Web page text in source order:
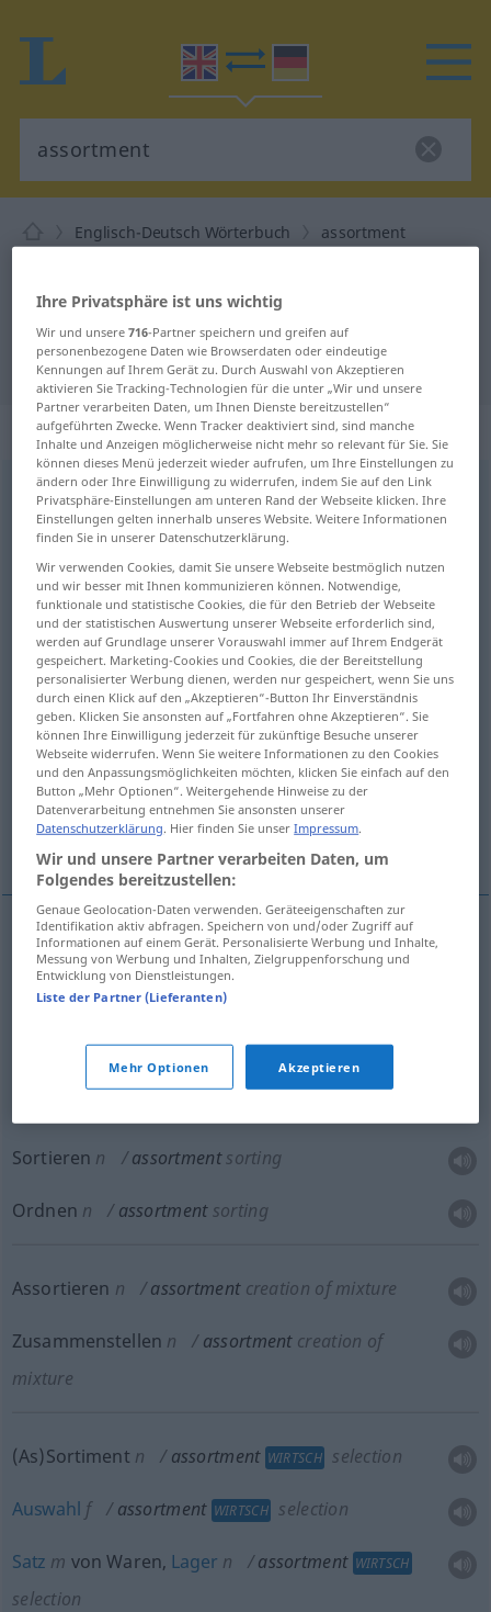
Englisch-Deutsch Wörterbuch assortment
"assortment"
"assortment" Deutsch Übersetzung
„assortment“: noun
assortment [əˈsɔː(r)tmənt]s
Übersicht aller Übersetzungen
(Für mehr Details die Übersetzung anklicken/antippen)
Ordnung, Zusammenstellung Sammlung
Sortieren, Ordnen
Assortieren, Zusammenstellen
AsSortiment, Auswahl, Satz von Waren, Lager
Ordnungf assortmentmixture
Zusammenstellungf.Sammlung
Sortieren n assortment sorting
Ordnen n assortment sorting
Assortieren n assortment creation of mixture
Zusammenstellen n assortment creation of
mixture
(As)Sortiment n assortment WIRTSCH selection
Auswahl f assortment WIRTSCH selection
Satz m von Waren, Lager n assortment WIRTSCH
selection
Ihre Privatsphäre ist uns wichtig
Wir und unsere716-Partner speichern und greifen auf
personenbezogene Daten wie Browserdaten oder eindeutige
Kennungen auf Ihrem Gerät zu. Durch Auswahl von Akzeptieren
aktivieren Sie Tracking-Technologien für die unter „Wir und unsere
Partner verarbeiten Daten, um Ihnen Dienste bereitzustellen“
aufgeführten Zwecke. Wenn Tracker deaktiviert sind, sind manche
Inhalte und Anzeigen möglicherweise nicht mehr so relevant für Sie. Sie
können dieses Menü jederzeit wieder aufrufen, um Ihre Einstellungen zu
ändern oder Ihre Einwilligung zu widerrufen, indem Sie auf den Link
Privatsphäre-Einstellungen am unteren Rand der Webseite klicken. Ihre
Einstellungen gelten innerhalb unseres Website. Weitere Informationen
finden Sie in unserer Datenschutzerklärung.
Wir verwenden Cookies, damit Sie unsere Webseite bestmöglich nutzen
und wir besser mit Ihnen kommunizieren können. Notwendige,
funktionale und statistische Cookies, die für den Betrieb der Webseite
und der statistischen Auswertung unserer Webseite erforderlich sind,
werden auf Grundlage unserer Vorauswahl immer auf Ihrem Endgerät
gespeichert. Marketing-Cookies und Cookies, die der Bereitstellung
personalisierter Werbung dienen, werden nur gespeichert, wenn Sie uns
durch einen Klick auf den „Akzeptieren“-Button Ihr Einverständnis
geben. Klicken Sie ansonsten auf „Fortfahren ohne Akzeptieren“. Sie
können Ihre Einwilligung jederzeit für zukünftige Besuche unserer
Webseite widerrufen. Wenn Sie weitere Informationen zu den Cookies
und den Anpassungsmöglichkeiten möchten, klicken Sie einfach auf den
Button „Mehr Optionen“. Weitergehende Hinweise zu der
Datenverarbeitung entnehmen Sie ansonsten unserer
Datenschutzerklärung. Hier finden Sie unserImpressum.
Wir und unsere Partner verarbeiten Daten, um
Folgendes bereitzustellen:
Genaue Geolocation-Daten verwenden. Geräteeigenschaften zur
Identifikation aktiv abfragen. Speichern von und/oder Zugriff auf
Informationen auf einem Gerät. Personalisierte Werbung und Inhalte,
Messung von Werbung und Inhalten, Zielgruppenforschung und
Entwicklung von Dienstleistungen.
Liste der Partner (Lieferanten)
Mehr Optionen Akzeptieren